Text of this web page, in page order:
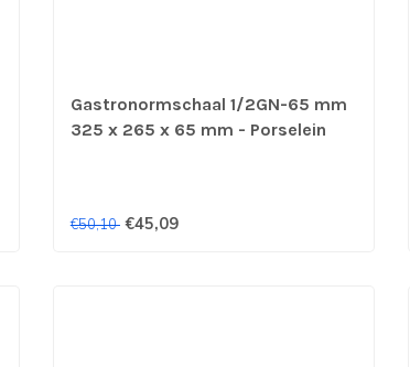
Gastronormschaal 1/2GN-65 mm
325 x 265 x 65 mm - Porselein
€50,10 €45,09